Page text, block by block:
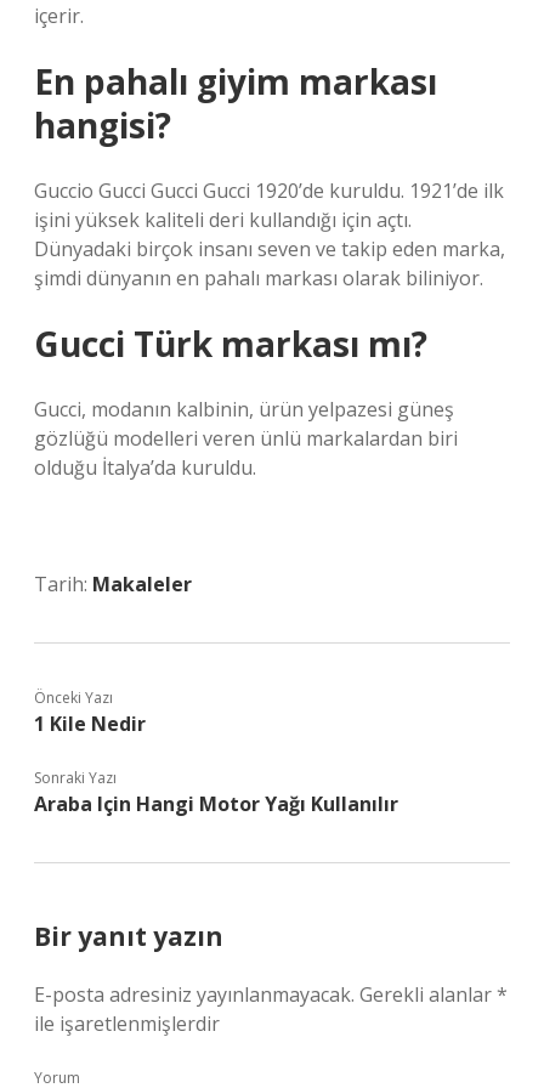
içerir.
En pahalı giyim markası
hangisi?
Guccio Gucci Gucci Gucci 1920’de kuruldu. 1921’de ilk
işini yüksek kaliteli deri kullandığı için açtı.
Dünyadaki birçok insanı seven ve takip eden marka,
şimdi dünyanın en pahalı markası olarak biliniyor.
Gucci Türk markası mı?
Gucci, modanın kalbinin, ürün yelpazesi güneş
gözlüğü modelleri veren ünlü markalardan biri
olduğu İtalya’da kuruldu.
Tarih: Makaleler
Önceki Yazı
1 Kile Nedir
Sonraki Yazı
Araba Için Hangi Motor Yağı Kullanılır
Bir yanıt yazın
E-posta adresiniz yayınlanmayacak. Gerekli alanlar*
ile işaretlenmişlerdir
Yorum